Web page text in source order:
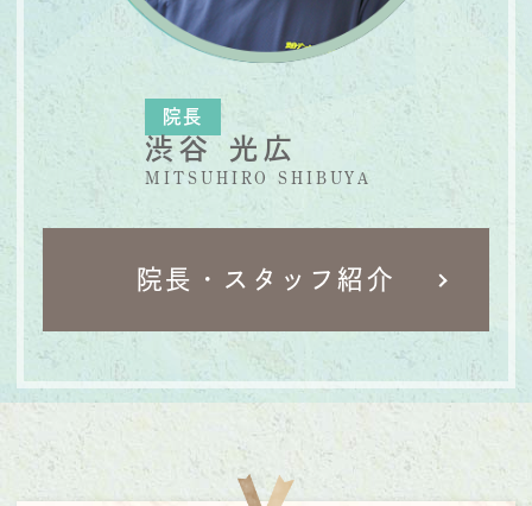
院長・スタッフ紹介
院長
渋谷 光広
MITSUHIRO SHIBUYA